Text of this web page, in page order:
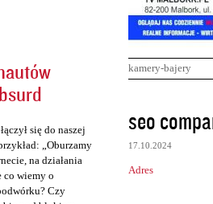
się do naszej
„Oburzamy
na działania
co wiemy o
Czy
kamery-bajery
K
o
m
e
seo
17.10.2024
Adres